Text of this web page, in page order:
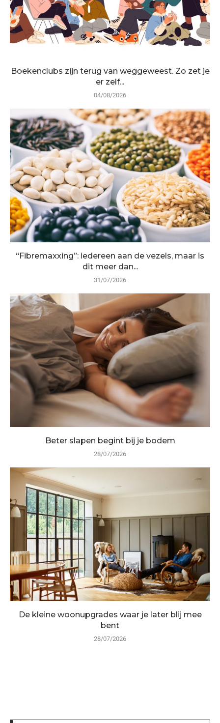
Boekenclubs zijn terug van weggeweest. Zo zet je
er zelf...
04/08/2026
“Fibremaxxing”: iedereen aan de vezels, maar is
dit meer dan...
31/07/2026
Beter slapen begint bij je bodem
28/07/2026
De kleine woonupgrades waar je later blij mee
bent
28/07/2026